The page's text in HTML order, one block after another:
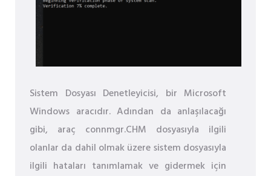
Sistem Dosyası Denetleyicisi, bir Microsoft
Windows aracıdır. Adından da anlaşılacağı
gibi, araç connmgr.CHM dosyasıyla ilgili
olanlar da dahil olmak üzere sistem dosyasıyla
ilgili hataları tanımlamak ve gidermek için